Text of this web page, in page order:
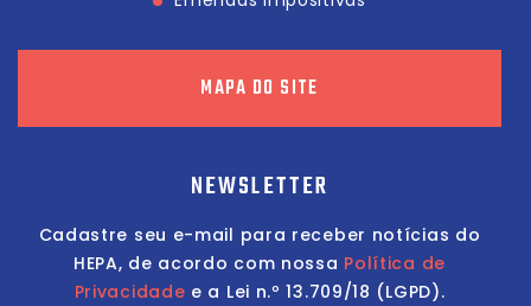
MAPA DO SITE
NEWSLETTER
Cadastre seu e-mail para receber notícias do
HEPA, de acordo com nossa Política de
Privacidade e a Lei n.º 13.709/18 (LGPD).